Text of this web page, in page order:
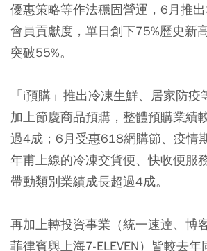
優惠策略等作法穩固營運，6月推
會員貢獻度，單日創下75%歷史新
突破55%。
「i預購」推出冷凍生鮮、居家防疫
加上節慶商品預購，整體預購業績
過4成；6月受惠618網購節、疫情
年甫上線的冷凍交貨便、快收便服
帶動類別業績成長超過4成。
再加上轉投資事業（統一速達、博
菲律賓與上海7-ELEVEN）皆較去